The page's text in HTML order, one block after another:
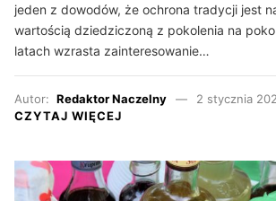
jeden z dowodów, że ochrona tradycji jest
wartością dziedziczoną z pokolenia na
latach wzrasta zainteresowanie…
Autor: Redaktor Naczelny
2 stycznia
CZYTAJ WIĘCEJ